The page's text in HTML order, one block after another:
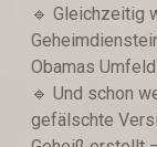
🔹️ Gleichzeitig
Obamas
🔹️ Und schon
gefälschte